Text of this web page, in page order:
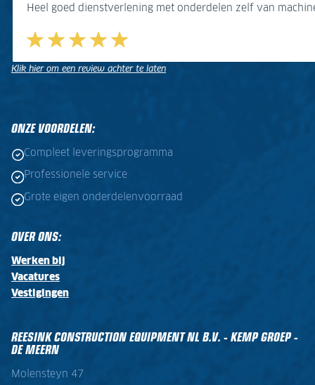
Heel goed dienstverlening met onderdelen zelf van
Fijne plek om er te komen, wordt geweldig geholpen ook
Mooi bedrijf veel kennis over de machines vriendelijk
Mooie show goed voor mekaar
Goede service, veel voorraad.
Fijne sfeer en goede service
Heel goed dienstverlening met onderdelen zelf van
Klik hier om een review achter te laten
ONZE VOORDELEN:
Compleet leveringsprogramma
Professionele service
Grote eigen onderdelenvoorraad
OVER ONS:
Werken bij
Vacatures
Vestigingen
REESINK CONSTRUCTION EQUIPMENT NL B.V. - KEMP GROEP -
DE MEERN
Molensteyn 47